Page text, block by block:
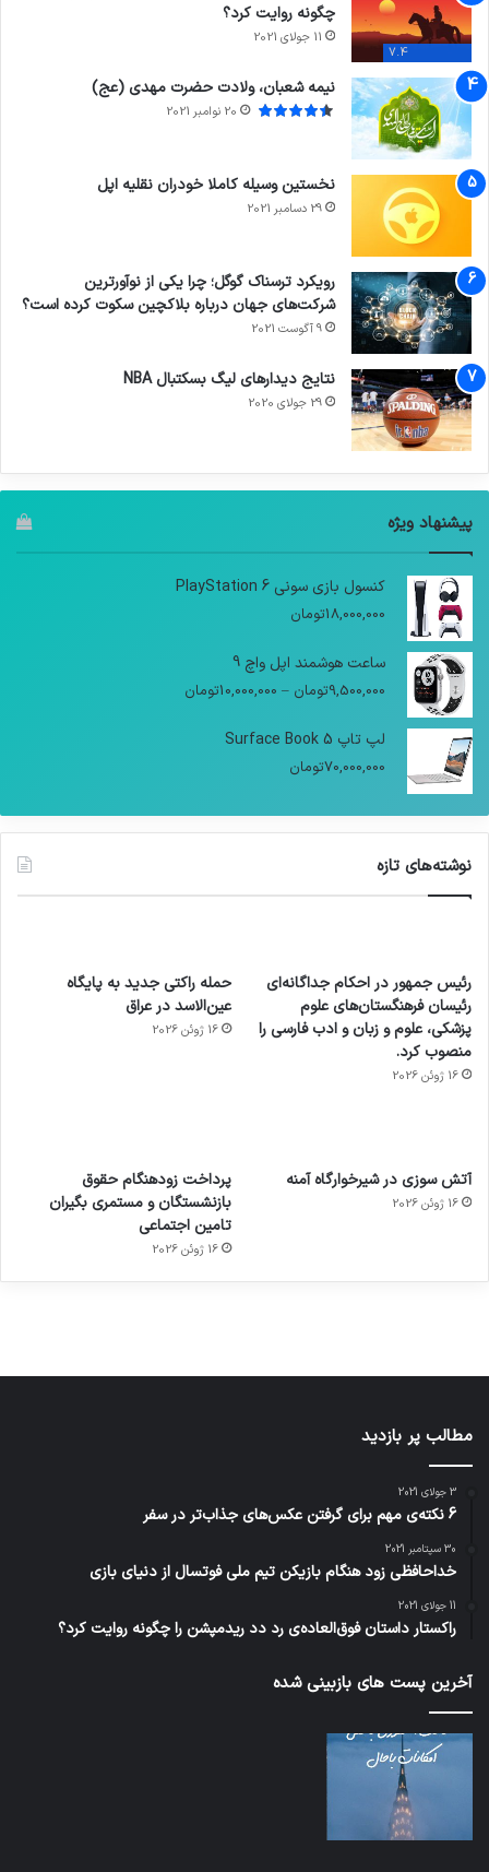
7.4
چگونه روایت کرد؟
11 جولای 2021
نیمه شعبان، ولادت حضرت مهدی (عج)
20 نوامبر 2021
نخستین وسیله کاملا خودران نقلیه اپل
29 دسامبر 2021
رویکرد ترسناک گوگل؛ چرا یکی از نوآورترین
شرکت‌های جهان درباره بلاکچین سکوت کرده است؟
9 آگوست 2021
نتایج دیدار‌های لیگ بسکتبال NBA
29 جولای 2020
پیشنهاد ویژه
کنسول بازی سونی PlayStation 6
18,000,000تومان
ساعت هوشمند اپل واچ 9
9,500,000تومان –
10,000,000تومان
لپ تاپ Surface Book 5
70,000,000تومان
نوشته‌های تازه
رئیس جمهور در احکام جداگانه‌ای
رئیسان فرهنگستان‌های علوم
پزشکی، علوم و زبان و ادب فارسی را
منصوب کرد.
16 ژوئن 2026
حمله راکتی جدید به پایگاه
عین‌الاسد در عراق
16 ژوئن 2026
آتش سوزی در شیرخوارگاه آمنه
16 ژوئن 2026
پرداخت زودهنگام حقوق
بازنشستگان و مستمری بگیران
تامین اجتماعی
16 ژوئن 2026
برای
کشف
توسط
مجازی
…
ساعت
هوشمند
با طعم
توسط
ژاکت
در
های
2023
توسط
مطالب پر بازدید
3 جولای 2021
6 نکته‌ی مهم برای گرفتن عکس‌های جذاب‌تر در سفر
30 سپتامبر 2021
خداحافظی زود هنگام بازیکن تیم ملی فوتسال از دنیای بازی
11 جولای 2021
راکستار داستان فوق‌العاده‌ی رد دد ریدمپشن را چگونه روایت کرد؟
آخرین پست های بازبینی شده